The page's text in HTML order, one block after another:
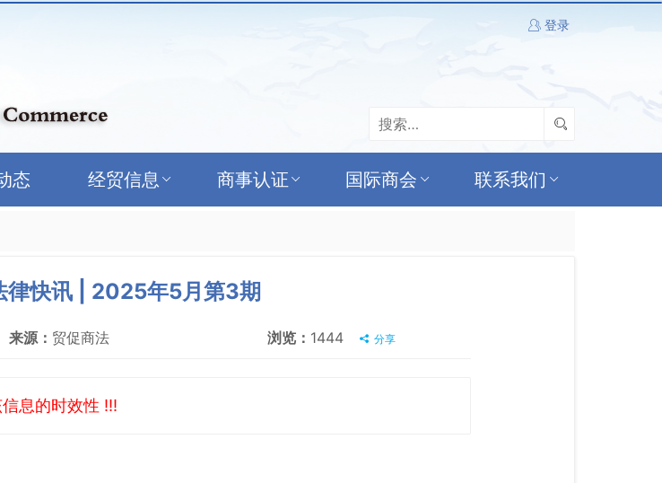
登录
态 经贸信息 商事认证 国际商会 联系我们
律快讯 | 2025年5月第3期
来源： 贸促商法 浏览： 1444 分享
息的时效性 !!!